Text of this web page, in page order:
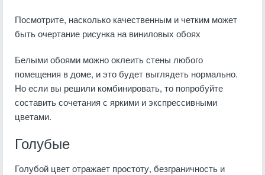
Посмотрите, насколько качественным и четким может
быть очертание рисунка на виниловых обоях
Белыми обоями можно оклеить стены любого
помещения в доме, и это будет выглядеть нормально.
Но если вы решили комбинировать, то попробуйте
составить сочетания с яркими и экспрессивными
цветами.
Голубые
Голубой цвет отражает простоту, безграничность и